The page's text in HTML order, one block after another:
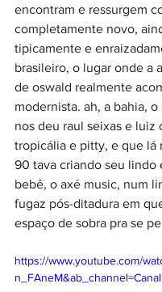
encontram e ressurgem
completamente novo,
tipicamente e
brasileiro, o lugar onde a
de oswald realmente
modernista. ah, a bahia,
nos deu raul seixas e luiz
tropicália e pitty, e que lá
90 tava criando seu lindo
bebê, o axé music, num
fugaz pós-ditadura em
espaço de sobra pra se
https://www.youtube.com/